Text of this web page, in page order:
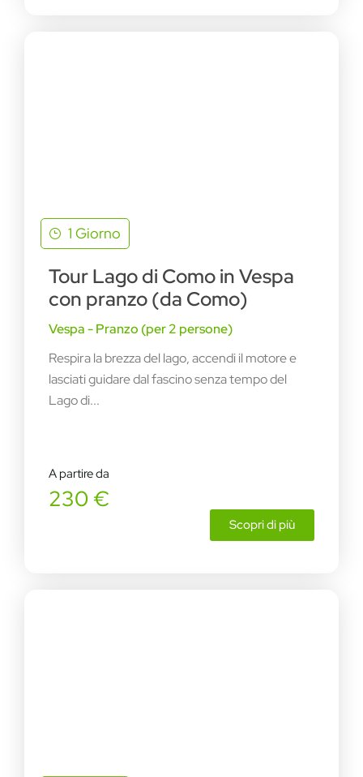
1 Giorno
Tour Lago di Como in Vespa
con pranzo (da Como)
Vespa - Pranzo (per 2 persone)
Respira la brezza del lago, accendi il motore e
lasciati guidare dal fascino senza tempo del
Lago di...
A partire da
230 €
Scopri di più